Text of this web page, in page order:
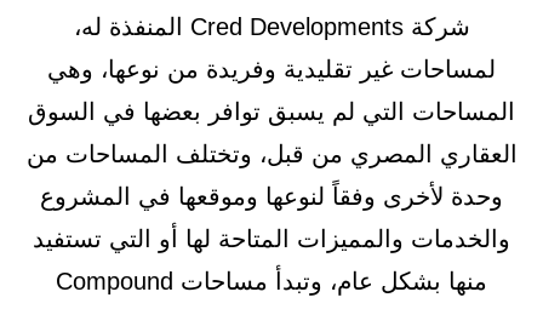
شركة Cred Developments المنفذة له،
لمساحات غير تقليدية وفريدة من نوعها، وهي
المساحات التي لم يسبق توافر بعضها في السوق
العقاري المصري من قبل، وتختلف المساحات من
وحدة لأخرى وفقاً لنوعها وموقعها في المشروع
والخدمات والمميزات المتاحة لها أو التي تستفيد
منها بشكل عام، وتبدأ مساحات Compound